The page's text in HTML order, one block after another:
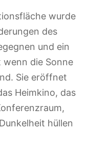
wurde
des
und ein
wenn die Sonne
Sie eröffnet
Heimkino, das
hüllen